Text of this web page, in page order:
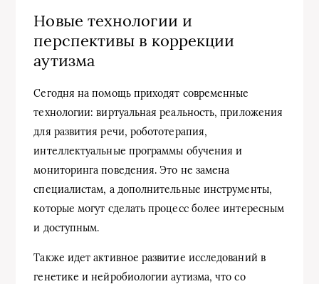
Новые технологии и
перспективы в коррекции
аутизма
Сегодня на помощь приходят современные
технологии: виртуальная реальность, приложения
для развития речи, робототерапия,
интеллектуальные программы обучения и
мониторинга поведения. Это не замена
специалистам, а дополнительные инструменты,
которые могут сделать процесс более интересным
и доступным.
Также идет активное развитие исследований в
генетике и нейробиологии аутизма, что со